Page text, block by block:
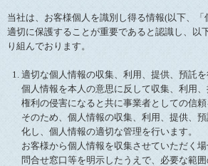
当社は、お客様個人を識別し得る情報(以下、
適切に保護することが重要であると認識し、以
り組んでおります。
適切な個人情報の収集、利用、提供、預託を
個人情報を本人の意思に反して収集、利用、
権利の侵害になると共に事業者としての信頼
そのため、個人情報の収集、利用、提供、
化し、個人情報の適切な管理を行います。
お客様から個人情報を収集させていただく
問合せ窓口等を明示したうえで、必要な範